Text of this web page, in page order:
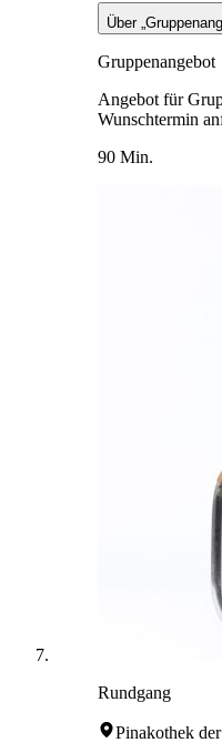
Über
Gruppenangebot
Angebot für
Wunschtermin
90 Min.
Rundgang
Pinakothek